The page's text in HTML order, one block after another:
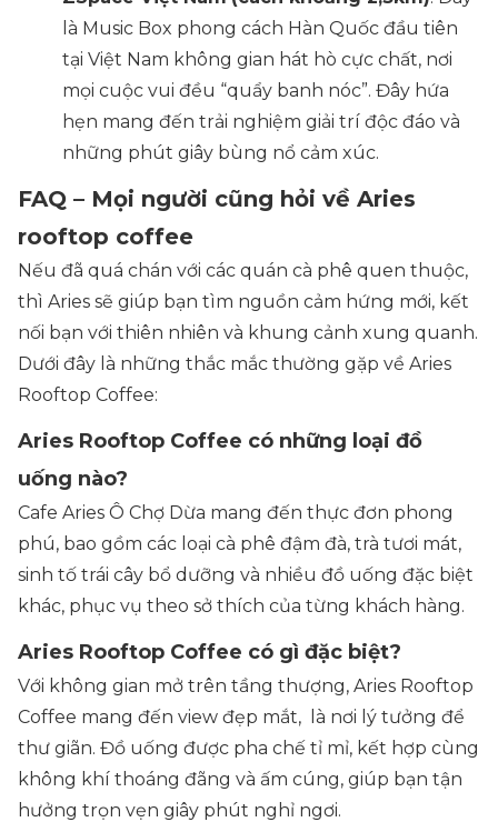
là Music Box phong cách Hàn Quốc đầu tiên
tại Việt Nam không gian hát hò cực chất, nơi
mọi cuộc vui đều “quẩy banh nóc”. Đây hứa
hẹn mang đến trải nghiệm giải trí độc đáo và
những phút giây bùng nổ cảm xúc.
FAQ – Mọi người cũng hỏi về Aries
rooftop coffee
Nếu đã quá chán với các quán cà phê quen thuộc,
thì Aries sẽ giúp bạn tìm nguồn cảm hứng mới, kết
nối bạn với thiên nhiên và khung cảnh xung quanh.
Dưới đây là những thắc mắc thường gặp về Aries
Rooftop Coffee:
Aries Rooftop Coffee có những loại đồ
uống nào?
Cafe Aries Ô Chợ Dừa mang đến thực đơn phong
phú, bao gồm các loại cà phê đậm đà, trà tươi mát,
sinh tố trái cây bổ dưỡng và nhiều đồ uống đặc biệt
khác, phục vụ theo sở thích của từng khách hàng.
Aries Rooftop Coffee có gì đặc biệt?
Với không gian mở trên tầng thượng, Aries Rooftop
Coffee mang đến view đẹp mắt, là nơi lý tưởng để
thư giãn. Đồ uống được pha chế tỉ mỉ, kết hợp cùng
không khí thoáng đãng và ấm cúng, giúp bạn tận
hưởng trọn vẹn giây phút nghỉ ngơi.